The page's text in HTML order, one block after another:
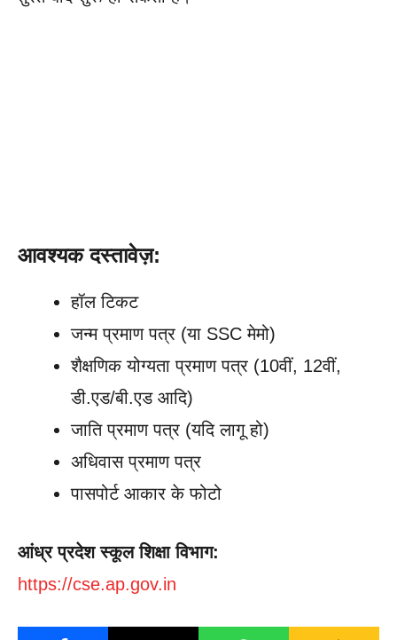
आवश्यक दस्तावेज़:
हॉल टिकट
जन्म प्रमाण पत्र (या SSC मेमो)
शैक्षणिक योग्यता प्रमाण पत्र (10वीं, 12वीं,
डी.एड/बी.एड आदि)
जाति प्रमाण पत्र (यदि लागू हो)
अधिवास प्रमाण पत्र
पासपोर्ट आकार के फोटो
आंध्र प्रदेश स्कूल शिक्षा विभाग:
https://cse.ap.gov.in